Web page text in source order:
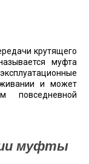
крутящего
муфта
и может
повседневной
муфты